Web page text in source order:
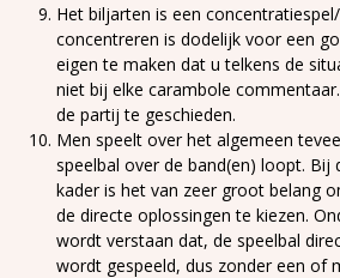
Het biljarten is een
concentreren is dodelijk voor een
eigen te maken dat u telkens de
niet bij elke carambole
de partij te geschieden.
Men speelt over het algemeen
speelbal over de band(en) loopt. Bij
kader is het van zeer groot belang
de directe oplossingen te kiezen.
wordt verstaan dat, de speelbal
wordt gespeeld, dus zonder een of